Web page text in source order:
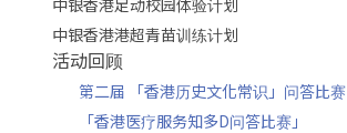
中银香港港超青苗训练计划
活动回顾
第二届 「香港历史文化常识」问答比赛
「香港医疗服务知多D问答比赛」